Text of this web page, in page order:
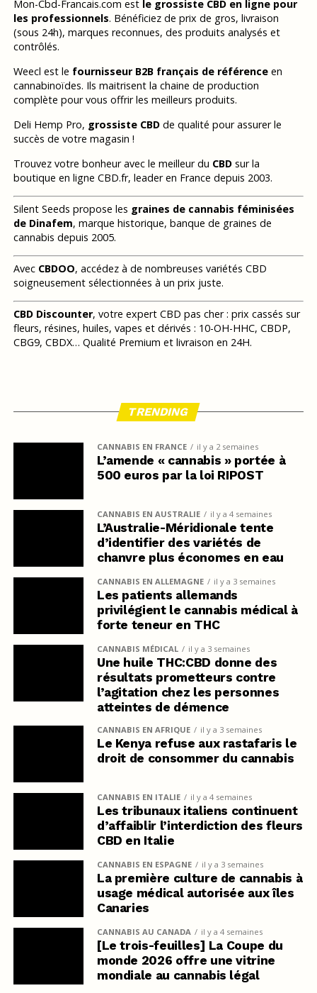
Mon-Cbd-Francais.com est le grossiste CBD en ligne pour
les professionnels. Bénéficiez de prix de gros, livraison
(sous 24h), marques reconnues, des produits analysés et
contrôlés.
Weecl est le fournisseur B2B français de référenceen
cannabinoïdes. Ils maitrisent la chaine de production
complète pour vous offrir les meilleurs produits.
Deli Hemp Pro, grossiste CBDde qualité pour assurer le
succès de votre magasin !
Trouvez votre bonheur avec le meilleur du CBDsur la
boutique en ligne CBD.fr, leader en France depuis 2003.
Silent Seeds propose les graines de cannabis féminisées
de Dinafem, marque historique, banque de graines de
cannabis depuis 2005.
Avec CBDOO, accédez à de nombreuses variétés CBD
soigneusement sélectionnées à un prix juste.
CBD Discounter, votre expert CBD pas cher : prix cassés sur
fleurs, résines, huiles, vapes et dérivés : 10-OH-HHC, CBDP,
CBG9, CBDX… Qualité Premium et livraison en 24H.
TRENDING
CANNABIS EN FRANCE il y a 2 semaines
L’amende « cannabis » portée à
500 euros par la loi RIPOST
CANNABIS EN AUSTRALIE il y a 4 semaines
L’Australie-Méridionale tente
d’identifier des variétés de
chanvre plus économes en eau
CANNABIS EN ALLEMAGNE il y a 3 semaines
Les patients allemands
privilégient le cannabis médical à
forte teneur en THC
CANNABIS MÉDICAL il y a 3 semaines
Une huile THC:CBD donne des
résultats prometteurs contre
l’agitation chez les personnes
atteintes de démence
CANNABIS EN AFRIQUE il y a 3 semaines
Le Kenya refuse aux rastafaris le
droit de consommer du cannabis
CANNABIS EN ITALIE il y a 4 semaines
Les tribunaux italiens continuent
d’affaiblir l’interdiction des fleurs
CBD en Italie
CANNABIS EN ESPAGNE il y a 3 semaines
La première culture de cannabis à
usage médical autorisée aux îles
Canaries
CANNABIS AU CANADA il y a 4 semaines
[Le trois-feuilles] La Coupe du
monde 2026 offre une vitrine
mondiale au cannabis légal